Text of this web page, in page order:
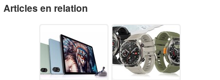
Articles en relation